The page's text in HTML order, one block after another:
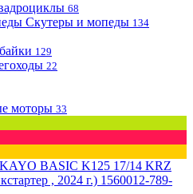
68
Скутеры и мопеды 134
129
22
моторы 33